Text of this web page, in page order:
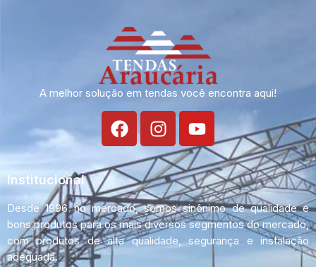
A melhor solução em tendas você encontra aqui!
Institucional
Desde 1996 no mercado, somos sinônimo de qualidade e
bons produtos para os mais diversos segmentos do mercado,
com produtos de alta qualidade, segurança e instalação
adequada.